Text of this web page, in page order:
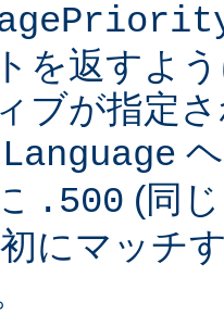
を返すよ
ブが指定
.500 (同
にマッチ